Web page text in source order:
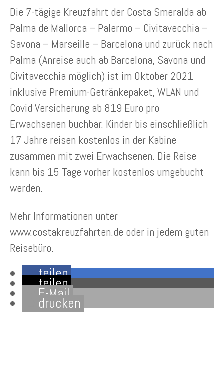
Die 7-tägige Kreuzfahrt der Costa Smeralda ab
Palma de Mallorca – Palermo – Civitavecchia –
Savona – Marseille – Barcelona und zurück nach
Palma (Anreise auch ab Barcelona, Savona und
Civitavecchia möglich) ist im Oktober 2021
inklusive Premium-Getränkepaket, WLAN und
Covid Versicherung ab 819 Euro pro
Erwachsenen buchbar. Kinder bis einschließlich
17 Jahre reisen kostenlos in der Kabine
zusammen mit zwei Erwachsenen. Die Reise
kann bis 15 Tage vorher kostenlos umgebucht
werden.
Mehr Informationen unter
www.costakreuzfahrten.de oder in jedem guten
Reisebüro.
teilen
teilen
E-Mail
drucken